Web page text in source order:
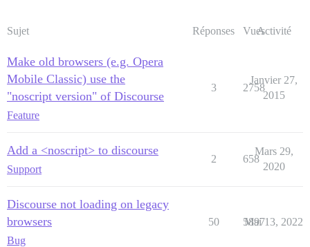
Sujet Réponses VuesActivité
Make old browsers (e.g. Opera
Mobile Classic) use the
"noscript version" of Discourse
Feature
3 2758
Janvier 27,
2015
Add a <noscript> to discourse
Support
2 658
Mars 29,
2020
Discourse not loading on legacy
browsers
Bug
50 5897
Mai 13, 2022